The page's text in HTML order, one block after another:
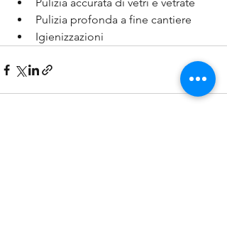
Pulizia profonda a fine cantiere
Igienizzazioni